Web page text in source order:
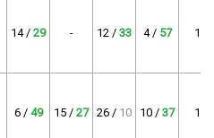
14 / 29 - 12 / 33 4 / 57 119
6 / 49 15 / 27 26 / 10 10 / 37 113